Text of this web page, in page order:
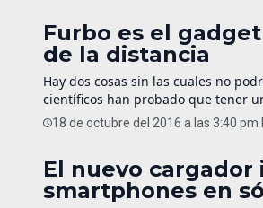
Furbo es el
de la distancia
Hay dos cosas sin las cuales no
científicos han probado que tener
ellos? ¿Cómo pagamos a su
18 de octubre del 2016 a las 3:40 pm
El nuevo cargador
smartphones en